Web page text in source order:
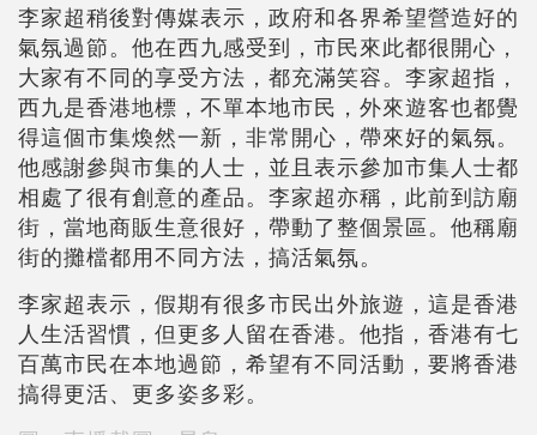
李家超稍後對傳媒表示，政府和各界希望營造好的
氣氛過節。他在西九感受到，市民來此都很開心，
大家有不同的享受方法，都充滿笑容。李家超指，
西九是香港地標，不單本地市民，外來遊客也都覺
得這個市集煥然一新，非常開心，帶來好的氣氛。
他感謝參與市集的人士，並且表示參加市集人士都
相處了很有創意的產品。李家超亦稱，此前到訪廟
街，當地商販生意很好，帶動了整個景區。他稱廟
街的攤檔都用不同方法，搞活氣氛。
李家超表示，假期有很多市民出外旅遊，這是香港
人生活習慣，但更多人留在香港。他指，香港有七
百萬市民在本地過節，希望有不同活動，要將香港
搞得更活、更多姿多彩。